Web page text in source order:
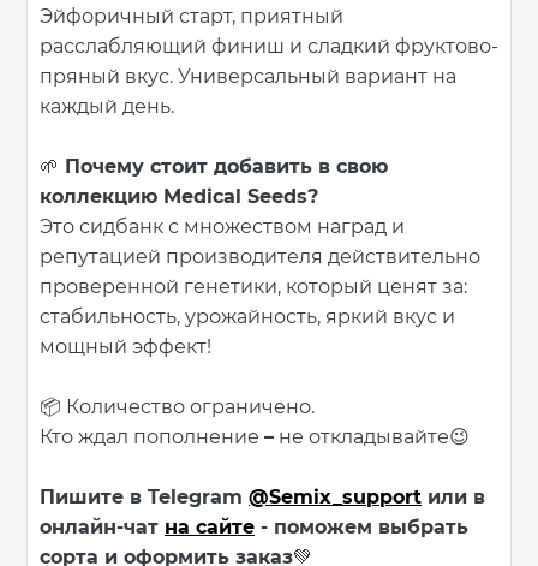
Эйфоричный старт, приятный
расслабляющий финиш и сладкий фруктово-
пряный вкус. Универсальный вариант на
каждый день.
🌱 Почему стоит добавить в свою
коллекцию Medical Seeds?
Это сидбанк с множеством наград и
репутацией производителя действительно
проверенной генетики, который ценят за:
стабильность, урожайность, яркий вкус и
мощный эффект!
📦 Количество ограничено.
Кто ждал пополнение – не откладывайте😉
Пишите в Telegram @Semix_support или в
онлайн-чат на сайте - поможем выбрать
сорта и оформить заказ💚